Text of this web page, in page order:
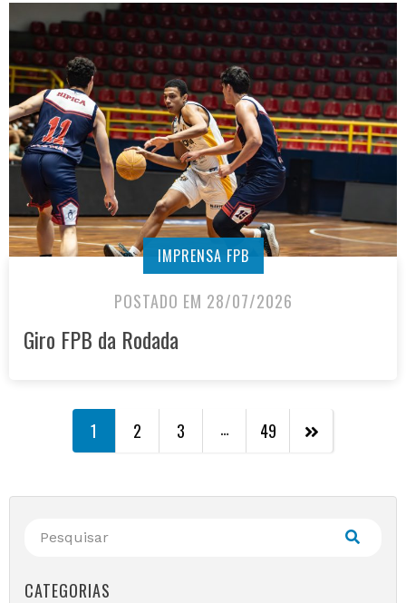
IMPRENSA FPB
POSTADO EM 28/07/2026
Giro FPB da Rodada
1 2 3 … 49
CATEGORIAS